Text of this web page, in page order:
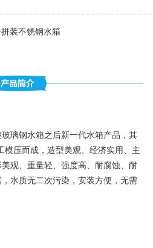
钢水箱之后新一代水箱产品，其
模压而成，造型美观、经济实用、主
观、重量轻、强度高、耐腐蚀、耐
水质无二次污染，安装方便，无需